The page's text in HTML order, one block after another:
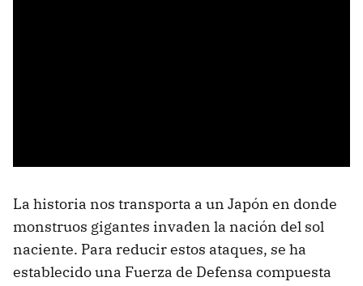
La historia nos transporta a un Japón en donde
monstruos gigantes invaden la nación del sol
naciente. Para reducir estos ataques, se ha
establecido una Fuerza de Defensa compuesta